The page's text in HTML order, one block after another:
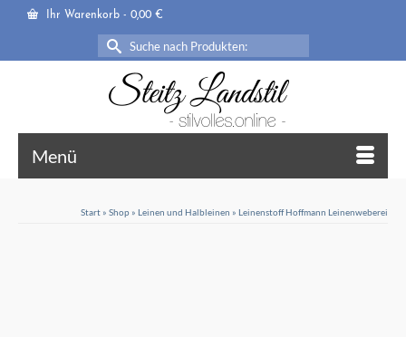
Ihr Warenkorb - 0,00 €
Suche
nach:
Menü
Start » Shop » Leinen und Halbleinen » Leinenstoff Hoffmann Leinenweberei